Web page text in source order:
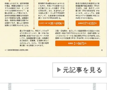
▶元記事を見る